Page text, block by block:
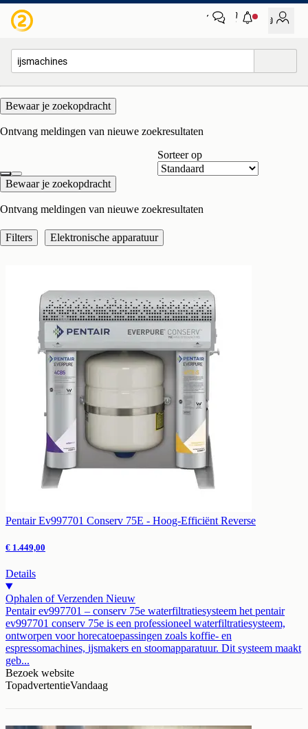
Elektronische apparatuur
Alle afstanden…
Bewaar je zoekopdracht
Ontvang meldingen van nieuwe zoekresultaten
Sorteer op
Bewaar je zoekopdracht
Ontvang meldingen van nieuwe zoekresultaten
Filters Elektronische apparatuur
Pentair Ev997701 Conserv 75E - Hoog-Efficiënt Reverse
€ 1.449,00
Details
Ophalen of Verzenden Nieuw
Pentair ev997701 – conserv 75e waterfiltratiesysteem het pentair
ev997701 conserv 75e is een professioneel waterfiltratiesysteem,
ontworpen voor horecatoepassingen zoals koffie- en
espressomachines, ijsmakers en stoomapparatuur. Dit systeem maakt
geb...
Bezoek website
TopadvertentieVandaag